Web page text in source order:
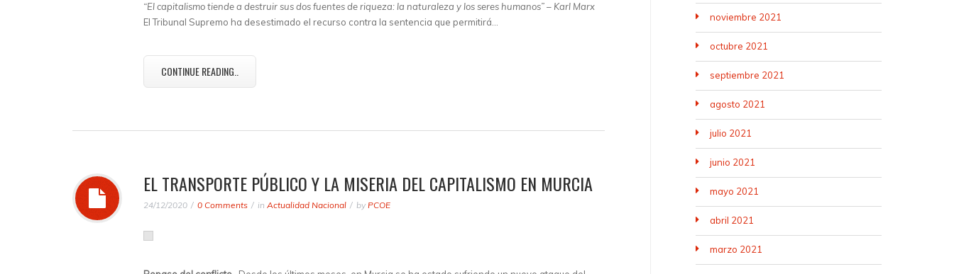
“El capitalismo tiende a destruir sus dos fuentes de riqueza: la naturaleza y los seres humanos” – Karl Marx
El Tribunal Supremo ha desestimado el recurso contra la sentencia que permitirá…
CONTINUE READING..
EL TRANSPORTE PÚBLICO Y LA MISERIA DEL CAPITALISMO EN MURCIA
24/12/2020 0 Comments in Actualidad Nacional by PCOE
noviembre 2021
octubre 2021
septiembre 2021
agosto 2021
julio 2021
junio 2021
mayo 2021
abril 2021
marzo 2021